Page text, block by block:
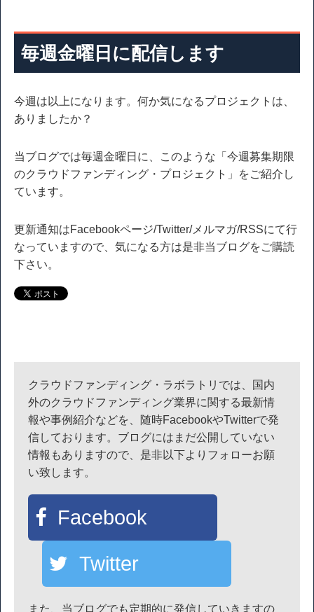
毎週金曜日に配信します
今週は以上になります。何か気になるプロジェクトは、
ありましたか？
当ブログでは毎週金曜日に、このような「今週募集期限
のクラウドファンディング・プロジェクト」をご紹介し
ています。
更新通知はFacebookページ/Twitter/メルマガ/RSSにて行
なっていますので、気になる方は是非当ブログをご購読
下さい。
クラウドファンディング・ラボラトリでは、国内
外のクラウドファンディング業界に関する最新情
報や事例紹介などを、随時FacebookやTwitterで発
信しております。ブログにはまだ公開していない
情報もありますので、是非以下よりフォローお願
い致します。
Facebook
Twitter
また、当ブログでも定期的に発信していきますの